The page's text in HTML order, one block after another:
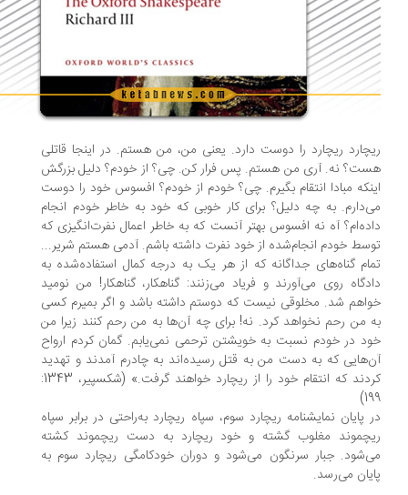
ریچارد را دوست دارد. یعنی من، من هستم. در اینجا قاتلی
نه. آری من هستم. پس فرار کن. چی؟ از خودم؟ دلیل بزرگش
مبادا انتقام بگیرم. چی؟ خودم از خودم؟ افسوس خود را دوست
به چه دلیل؟ برای کار خوبی که خود به خاطر خودم انجام
آه نه افسوس بهتر آنست که به خاطر اعمال نفرت‌انگیزی که
خودم انجام‌شده از خود نفرت داشته باشم. آدمی هستم شریر...
گناه‌های جداگانه که از هر یک به درجه کمال استفاده‌شده به
روی می‌آورند و فریاد می‌زنند: گناهکار، گناهکار! من نومید
شد. مخلوقی نیست که دوستم داشته باشد و اگر بمیرم کسی
من رحم نخواهد کرد. نه! برای چه آن‌ها به من رحم کنند زیرا من
در خودم نسبت به خویشتن ترحمی نمی‌یابم. گمان کردم ارواح
که به دست من به قتل رسیده‌اند به چادرم آمدند و تهدید
پایان نمایشنامه ریچارد سوم، سپاه ریچارد به‌راحتی در برابر سپاه
مغلوب گشته و خود ریچارد به دست ریچموند کشته
جبار سرنگون می‌شود و دوران خودکامگی ریچارد سوم به
می‌رسد.